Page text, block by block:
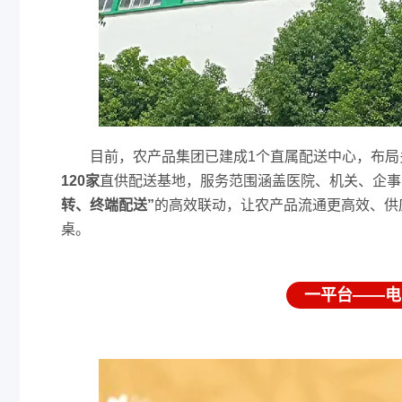
目前，农产品集团已建成1个直属配送中心，布
120家直供配送基地，服务范围涵盖医院、机关、企
转、终端配送”的高效联动，让农产品流通更高效、
桌。
一平台——电